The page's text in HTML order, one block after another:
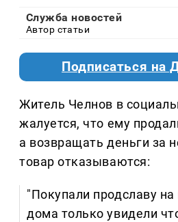
Служба новостей
Автор статьи
Подписаться на
Житель Челнов в
жалуется, что ему
а возвращать деньги за
товар отказываются:
"Покупали продславу
дома только увидели